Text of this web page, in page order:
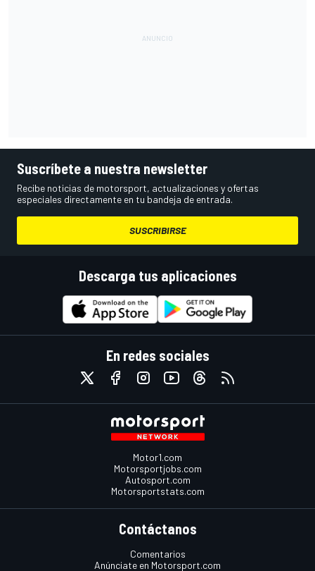
Suscríbete a nuestra newsletter
Recibe noticias de motorsport, actualizaciones y ofertas
especiales directamente en tu bandeja de entrada.
SUSCRIBIRSE
Descarga tus aplicaciones
En redes sociales
Motor1.com
Motorsportjobs.com
Autosport.com
Motorsportstats.com
Contáctanos
Comentarios
Anúnciate en Motorsport.com